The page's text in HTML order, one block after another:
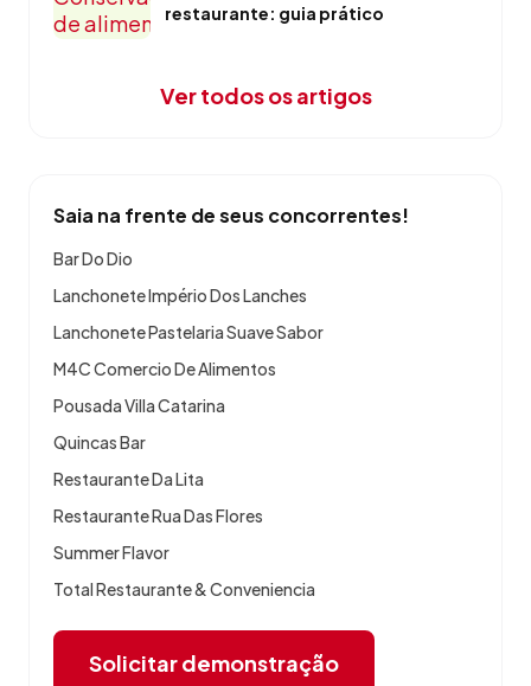
restaurante: guia prático
Ver todos os artigos
Saia na frente de seus concorrentes!
Bar Do Dio
Lanchonete Império Dos Lanches
Lanchonete Pastelaria Suave Sabor
M4C Comercio De Alimentos
Pousada Villa Catarina
Quincas Bar
Restaurante Da Lita
Restaurante Rua Das Flores
Summer Flavor
Total Restaurante & Conveniencia
Solicitar demonstração